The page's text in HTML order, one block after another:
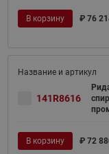
В корзину ₽ 76
141R8616
В корзину ₽ 72